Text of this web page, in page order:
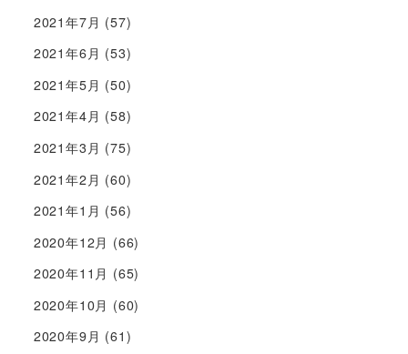
2021年7月 (57)
2021年6月 (53)
2021年5月 (50)
2021年4月 (58)
2021年3月 (75)
2021年2月 (60)
2021年1月 (56)
2020年12月 (66)
2020年11月 (65)
2020年10月 (60)
2020年9月 (61)